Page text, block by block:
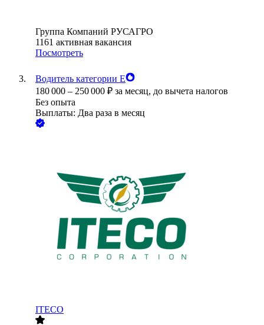
Группа Компаний РУСАГРО
1161 активная вакансия
Посмотреть
Водитель категории Е
180 000 – 250 000 ₽ за месяц, до вычета налогов
Без опыта
Выплаты: Два раза в месяц
ITECO